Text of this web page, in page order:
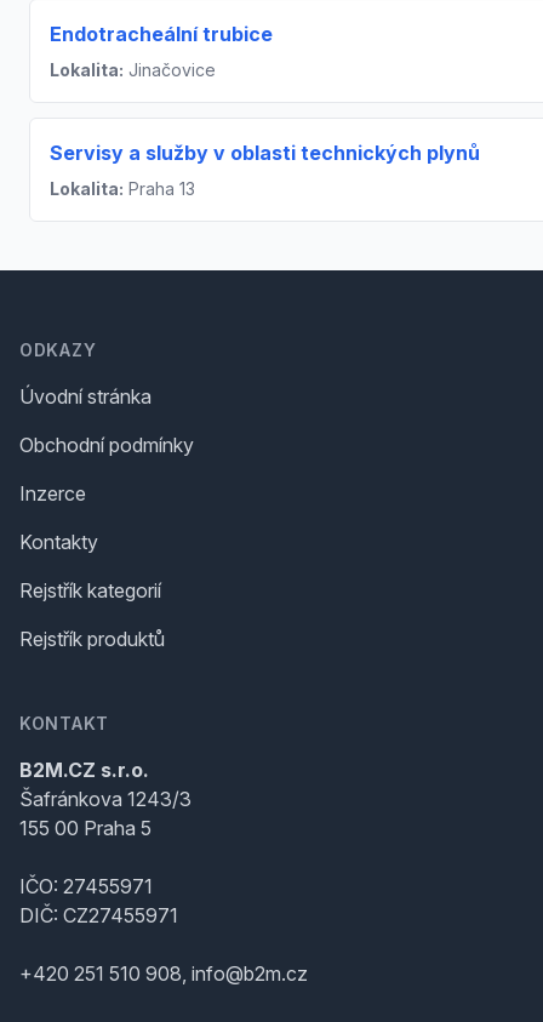
Endotracheální trubice
Lokalita: Jinačovice
Servisy a služby v oblasti technických plynů
Lokalita: Praha 13
ODKAZY
Úvodní stránka
Obchodní podmínky
Inzerce
Kontakty
Rejstřík kategorií
Rejstřík produktů
KONTAKT
B2M.CZ s.r.o.
Šafránkova 1243/3
155 00 Praha 5
IČO: 27455971
DIČ: CZ27455971
+420 251 510 908, info@b2m.cz